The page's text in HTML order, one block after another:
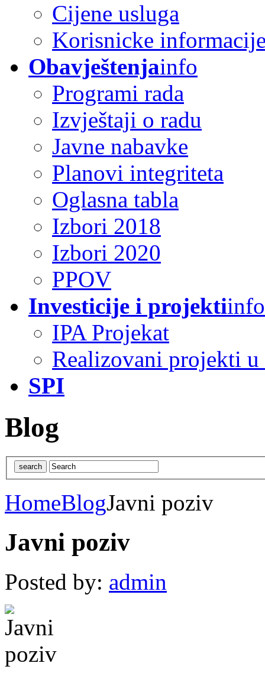
Cijene usluga
Korisnicke
Obavještenjainfo
Programi rada
Izvještaji o radu
Javne nabavke
Planovi integriteta
Oglasna tabla
Izbori 2018
Izbori 2020
PPOV
Investicije i projektiinfo
IPA Projekat
Realizovani projekti u
SPI
Blog
HomeBlogJavni poziv
Javni poziv
Posted by: admin